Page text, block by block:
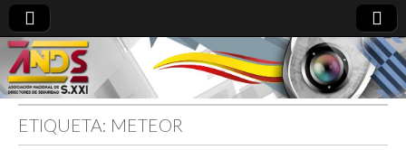
directoresdeseguridad.es
ETIQUETA: METEOR